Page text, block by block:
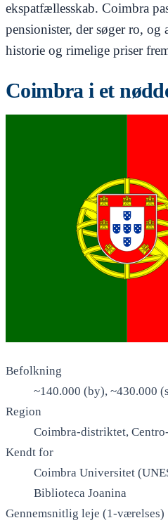
ekspatfællesskab. Coimbra
pensionister, der søger ro,
historie og rimelige priser
Coimbra i et
Befolkning
~140.000 (by), ~430.000
Region
Coimbra-distriktet,
Kendt for
Coimbra Universitet
Biblioteca Joanina
Gennemsnitlig leje (1-værelses)